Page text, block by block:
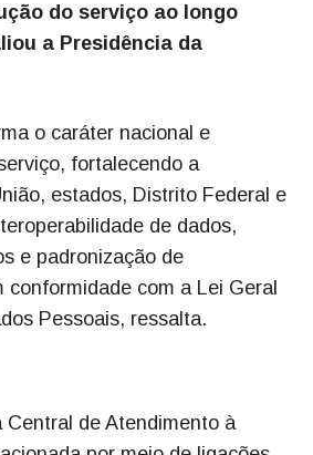
do serviço ao longo
a Presidência da
o caráter nacional e
fortalecendo a
estados, Distrito Federal e
de dados,
e padronização de
conformidade com a Lei Geral
Pessoais, ressalta.
Central de Atendimento à